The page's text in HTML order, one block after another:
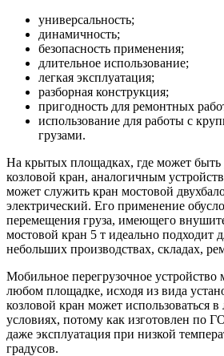
универсальность;
динамичность;
безопасность применения;
длительное использование;
легкая эксплуатация;
разборная конструкция;
пригодность для ремонтных
использование для работы с
грузами.
На крытых площадках, где может быть
козловой кран, аналогичным
может служить кран мостовой
электрический. Его применение
перемещения груза, имеющего
мостовой кран 5 т идеально подходит
небольших производствах, складах,
Мобильное перегрузочное устройство
любом площадке, исходя из вида
козловой кран может использоваться
условиях, потому как изготовлен по
даже эксплуатация при низкой
градусов.